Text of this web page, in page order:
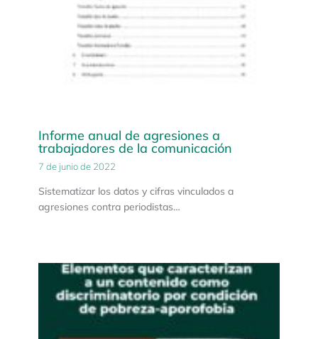
Informe anual de agresiones a
trabajadores de la comunicación
7 de junio de 2022
Sistematizar los datos y cifras vinculados a
agresiones contra periodistas…